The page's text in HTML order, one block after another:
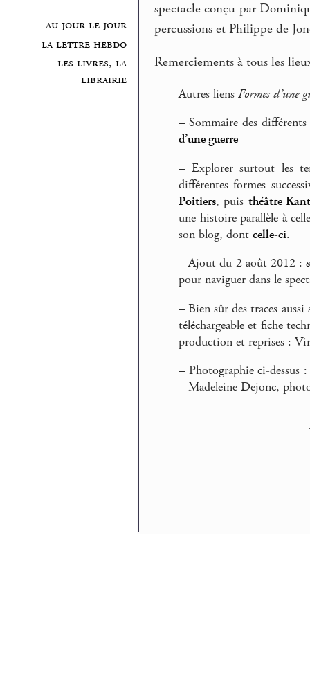
au jour le jour
la lettre hebdo
les livres, la
librairie
spectacle conçu par
percussions et Philippe de
Remerciements à tous les
Autres liens Formes d’une
– Sommaire des
d’une guerre
– Explorer surtout les
différentes formes
Poitiers, puis théâtre
une histoire parallèle à
son blog, dont celle-ci.
–Ajout du 2 août 2012 :
pour naviguer dans le
– Bien sûr des traces
téléchargeable et fiche
production et reprises :
– Photographie ci-dessus
– Madeleine Dejonc,